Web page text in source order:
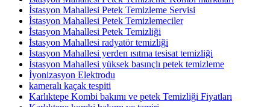
İstasyon Mahallesi Petek Temizleme Servisi
İstasyon Mahallesi Petek Temizlemeciler
İstasyon Mahallesi Petek Temizliği
İstasyon Mahallesi radyatör temizliği
İstasyon Mahallesi yerden ısıtma tesisat temizliği
İstasyon Mahallesi yüksek basınçlı petek temizleme
İyonizasyon Elektrodu
kameralı kaçak tespiti
Karlıktepe Kombi bakımı ve petek Temizliği Fiyatları